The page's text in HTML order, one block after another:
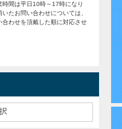
間は平日10時～17時になり
たお問い合わせについては、
合わせを頂戴した順に対応させ